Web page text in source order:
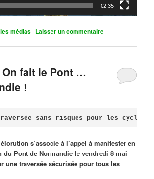
02:35
médias | Laisser un commentaire
On fait le Pont …
!
sans risques pour les
s’associe à l’appel à manifester en
du Pont de Normandie le vendredi 8 mai
une traversée sécurisée pour tous les